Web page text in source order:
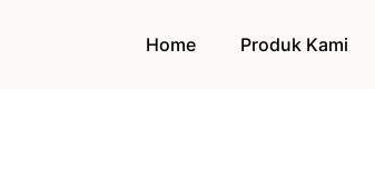
Home Produk Kami